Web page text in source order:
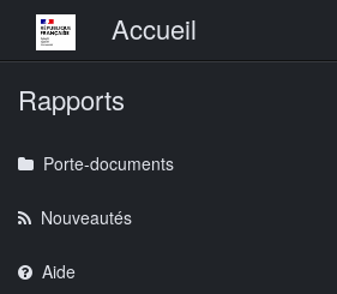
Menu principalAccueil
Rapports
Porte-documents
Nouveautés
Aide